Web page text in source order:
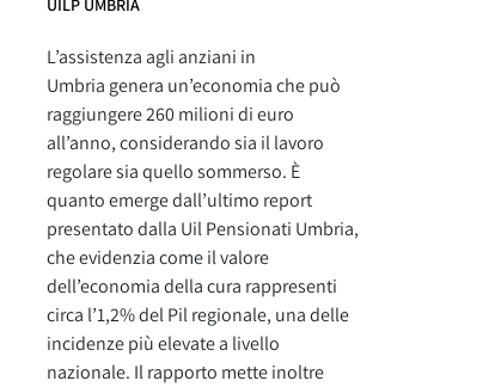
UILP UMBRIA
L’assistenza agli anziani in
Umbria genera un’economia che può
raggiungere 260 milioni di euro
all’anno, considerando sia il lavoro
regolare sia quello sommerso. È
quanto emerge dall’ultimo report
presentato dalla Uil Pensionati Umbria,
che evidenzia come il valore
dell’economia della cura rappresenti
circa l’1,2% del Pil regionale, una delle
incidenze più elevate a livello
nazionale. Il rapporto mette inoltre